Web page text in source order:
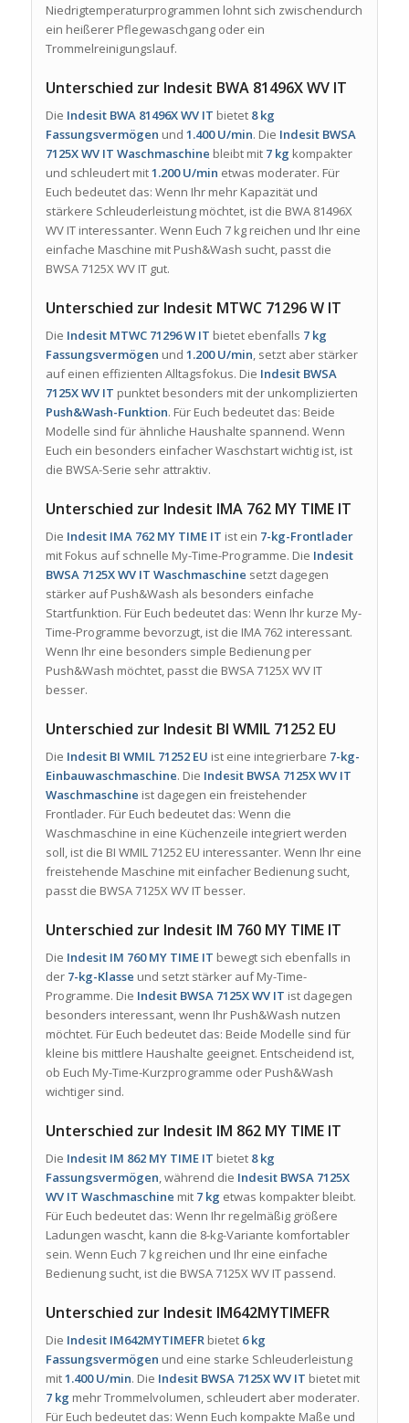
Niedrigtemperaturprogrammen lohnt sich zwischendurch
ein heißerer Pflegewaschgang oder ein
Trommelreinigungslauf.
Unterschied zur Indesit BWA 81496X WV IT
Die Indesit BWA 81496X WV IT bietet 8 kg
Fassungsvermögen und 1.400 U/min. Die Indesit BWSA
7125X WV IT Waschmaschine bleibt mit 7 kg kompakter
und schleudert mit1.200 U/min etwas moderater. Für
Euch bedeutet das: Wenn Ihr mehr Kapazität und
stärkere Schleuderleistung möchtet, ist die BWA 81496X
WV IT interessanter. Wenn Euch 7 kg reichen und Ihr eine
einfache Maschine mit Push&Wash sucht, passt die
BWSA 7125X WV IT gut.
Unterschied zur Indesit MTWC 71296 W IT
Die Indesit MTWC 71296 W IT bietet ebenfalls 7 kg
Fassungsvermögen und 1.200 U/min, setzt aber stärker
auf einen effizienten Alltagsfokus. Die Indesit BWSA
7125X WV IT punktet besonders mit der unkomplizierten
Push&Wash-Funktion. Für Euch bedeutet das: Beide
Modelle sind für ähnliche Haushalte spannend. Wenn
Euch ein besonders einfacher Waschstart wichtig ist, ist
die BWSA-Serie sehr attraktiv.
Unterschied zur Indesit IMA 762 MY TIME IT
Die Indesit IMA 762 MY TIME IT ist ein 7-kg-Frontlader
mit Fokus auf schnelle My-Time-Programme. Die Indesit
BWSA 7125X WV IT Waschmaschine setzt dagegen
stärker auf Push&Wash als besonders einfache
Startfunktion. Für Euch bedeutet das: Wenn Ihr kurze My-
Time-Programme bevorzugt, ist die IMA 762 interessant.
Wenn Ihr eine besonders simple Bedienung per
Push&Wash möchtet, passt die BWSA 7125X WV IT
besser.
Unterschied zur Indesit BI WMIL 71252 EU
Die Indesit BI WMIL 71252 EU ist eine integrierbare 7-kg-
Einbauwaschmaschine. Die Indesit BWSA 7125X WV IT
Waschmaschine ist dagegen ein freistehender
Frontlader. Für Euch bedeutet das: Wenn die
Waschmaschine in eine Küchenzeile integriert werden
soll, ist die BI WMIL 71252 EU interessanter. Wenn Ihr eine
freistehende Maschine mit einfacher Bedienung sucht,
passt die BWSA 7125X WV IT besser.
Unterschied zur Indesit IM 760 MY TIME IT
Die Indesit IM 760 MY TIME IT bewegt sich ebenfalls in
der 7-kg-Klasse und setzt stärker auf My-Time-
Programme. Die Indesit BWSA 7125X WV IT ist dagegen
besonders interessant, wenn Ihr Push&Wash nutzen
möchtet. Für Euch bedeutet das: Beide Modelle sind für
kleine bis mittlere Haushalte geeignet. Entscheidend ist,
ob Euch My-Time-Kurzprogramme oder Push&Wash
wichtiger sind.
Unterschied zur Indesit IM 862 MY TIME IT
Die Indesit IM 862 MY TIME IT bietet 8 kg
Fassungsvermögen, während die Indesit BWSA 7125X
WV IT Waschmaschine mit 7 kg etwas kompakter bleibt.
Für Euch bedeutet das: Wenn Ihr regelmäßig größere
Ladungen wascht, kann die 8-kg-Variante komfortabler
sein. Wenn Euch 7 kg reichen und Ihr eine einfache
Bedienung sucht, ist die BWSA 7125X WV IT passend.
Unterschied zur Indesit IM642MYTIMEFR
Die Indesit IM642MYTIMEFRbietet 6 kg
Fassungsvermögen und eine starke Schleuderleistung
mit1.400 U/min. Die Indesit BWSA 7125X WV IT bietet mit
7 kg mehr Trommelvolumen, schleudert aber moderater.
Für Euch bedeutet das: Wenn Euch kompakte Maße und